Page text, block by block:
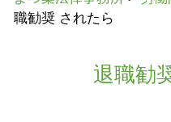
職勧奨 されたら
退職勧